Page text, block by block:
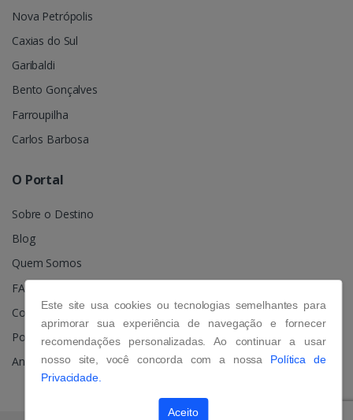
Nova Petrópolis
Caxias do Sul
Garibaldi
Bento Gonçalves
Farroupilha
Carlos Barbosa
O Portal
Sobre o Destino
Blog
Quem Somos
FAQ
Contato
Política de Privacidade
Anuncie
Este site usa cookies ou tecnologias semelhantes para
aprimorar sua experiência de navegação e fornecer
recomendações personalizadas. Ao continuar a usar
nosso site, você concorda com a nossa Política de
Privacidade.
Aceito